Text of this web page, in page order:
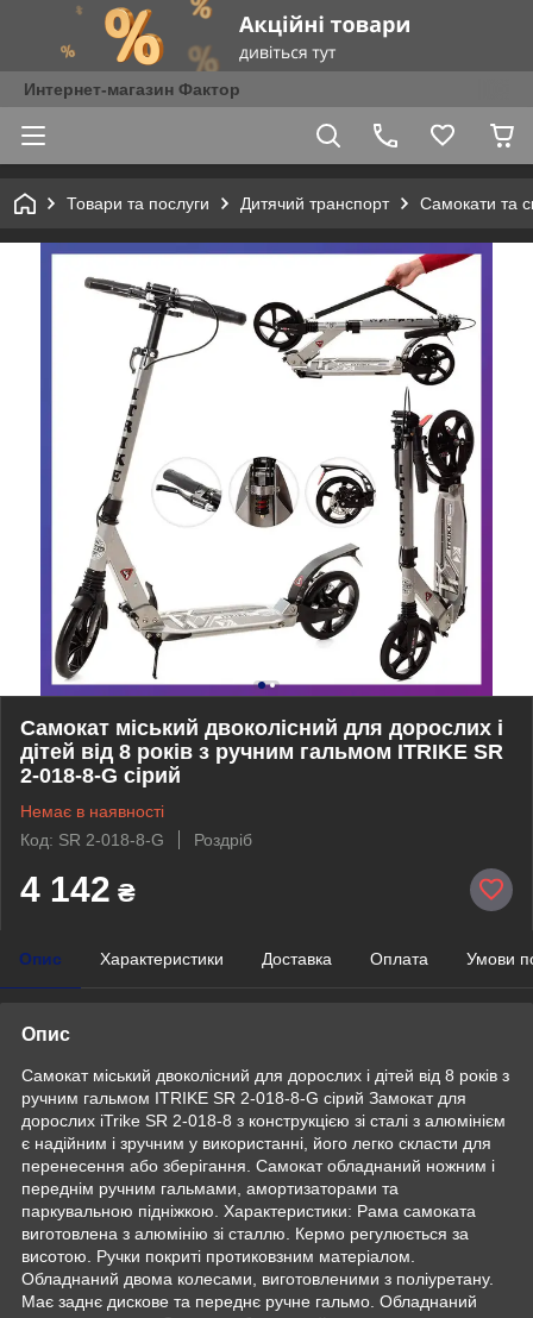
Интернет-магазин Фактор
Товари та послуги Дитячий транспорт Самокати та
Самокат міський двоколісний для дорослих і
дітей від 8 років з ручним гальмом ITRIKE SR
2-018-8-G сірий
Немає в наявності
Код: SR 2-018-8-G
Роздріб
4 142 ₴
Опис Характеристики Доставка Оплата Умови
Опис
Самокат міський двоколісний для дорослих і дітей від 8 років з
ручним гальмом ITRIKE SR 2-018-8-G сірий Замокат для
дорослих iTrike SR 2-018-8 з конструкцією зі сталі з алюмінієм
є надійним і зручним у використанні, його легко скласти для
перенесення або зберігання. Самокат обладнаний ножним і
переднім ручним гальмами, амортизаторами та
паркувальною підніжкою. Характеристики: Рама самоката
виготовлена з алюмінію зі сталлю. Кермо регулюється за
висотою. Ручки покриті протиковзним матеріалом.
Обладнаний двома колесами, виготовленими з поліуретану.
Має заднє дискове та переднє ручне гальмо. Обладнаний